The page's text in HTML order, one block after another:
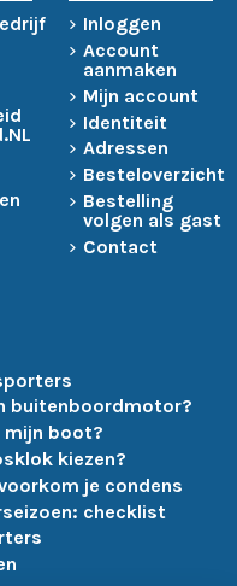
Inloggen
Account
aanmaken
Mijn account
Identiteit
Adressen
Besteloverzicht
Bestelling
volgen als gast
Contact
buitenboordmotor?
mijn boot?
kiezen?
je condens
checklist